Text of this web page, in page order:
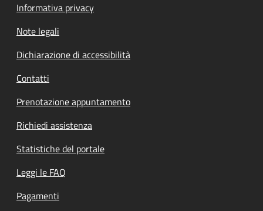
Informativa privacy
Note legali
Dichiarazione di accessibilità
Contatti
Prenotazione appuntamento
Richiedi assistenza
Statistiche del portale
Leggi le FAQ
Pagamenti